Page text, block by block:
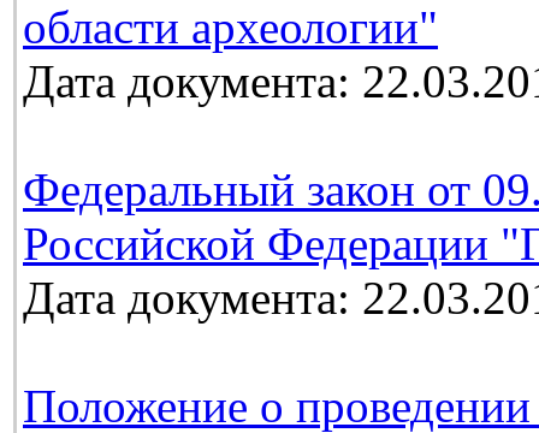
области археологии"
Дата документа:
Федеральный закон от
Российской Федерации
Дата документа:
Положение о